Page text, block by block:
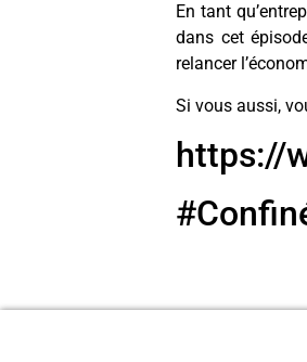
En tant
dans cet
relancer
Si vous aussi,
https://